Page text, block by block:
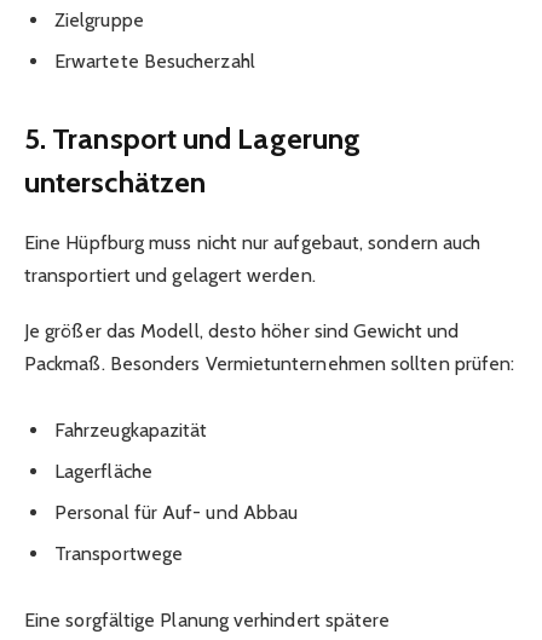
Zielgruppe
Erwartete Besucherzahl
5. Transport und Lagerung
unterschätzen
Eine Hüpfburg muss nicht nur aufgebaut, sondern auch
transportiert und gelagert werden.
Je größer das Modell, desto höher sind Gewicht und
Packmaß. Besonders Vermietunternehmen sollten prüfen:
Fahrzeugkapazität
Lagerfläche
Personal für Auf- und Abbau
Transportwege
Eine sorgfältige Planung verhindert spätere